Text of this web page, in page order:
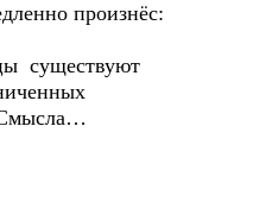
произнёс:
существуют